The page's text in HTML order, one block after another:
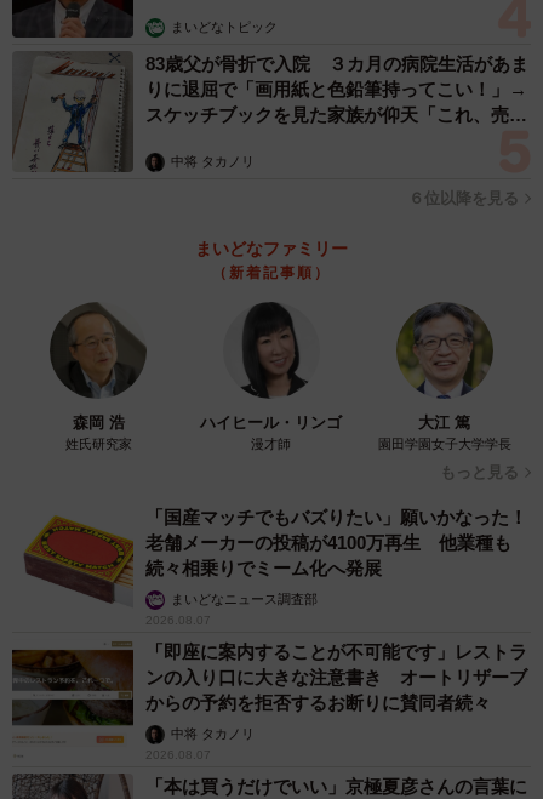
まいどなトピック
83歳父が骨折で入院 ３カ月の病院生活があま
りに退屈で「画用紙と色鉛筆持ってこい！」→
スケッチブックを見た家族が仰天「これ、売れ
中将 タカノリ
６位以降を見る
まいどなファミリー
（新着記事順）
森岡 浩
姓氏研究家
ハイヒール・リンゴ
漫才師
大江 篤
園田学園女子大学学長
もっと見る
「国産マッチでもバズりたい」願いかなった！
老舗メーカーの投稿が4100万再生 他業種も
続々相乗りでミーム化へ発展
まいどなニュース調査部
2026.08.07
「即座に案内することが不可能です」レストラ
ンの入り口に大きな注意書き オートリザーブ
からの予約を拒否するお断りに賛同者続々
中将 タカノリ
2026.08.07
「本は買うだけでいい」京極夏彦さんの言葉に